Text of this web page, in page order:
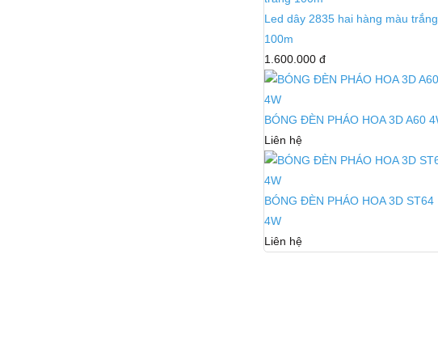
Led dây 2835 hai hàng màu trắng
100m
1.600.000 đ
BÓNG ĐÈN PHÁO HOA 3D A60
Liên hệ
BÓNG ĐÈN PHÁO HOA 3D ST64
4W
Liên hệ